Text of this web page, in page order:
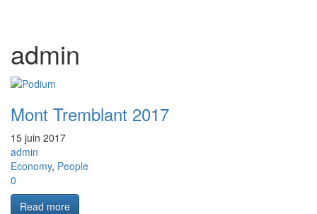
admin
Mont Tremblant 2017
15 juin 2017
admin
Economy, People
0
Read more